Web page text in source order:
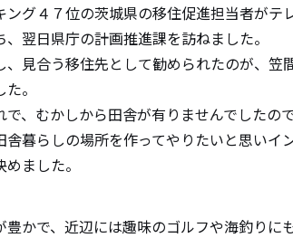
ング４７位の茨城県の移住促進担当者がテ
翌日県庁の計画推進課を訪ねました。
見合う移住先として勧められたのが、笠
。
、むかしから田舎が有りませんでしたの
舎暮らしの場所を作ってやりたいと思いイ
ました。
かで、近辺には趣味のゴルフや海釣りに